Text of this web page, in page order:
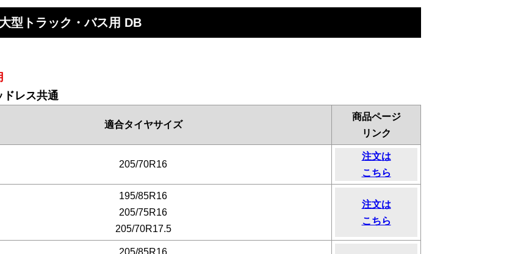
型トラック・バス用 DB
ドレス共通
適合タイヤサイズ
商品ページ
リンク
205/70R16
注文は
こちら
195/85R16
205/75R16
205/70R17.5
注文は
こちら